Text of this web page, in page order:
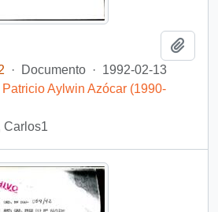
· Documento · 1992-02-13
Aylwin Azócar (1990-
Carlos1